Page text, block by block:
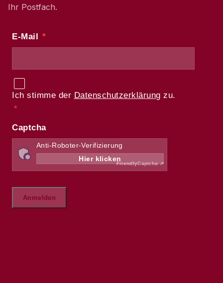
Ihr Postfach.